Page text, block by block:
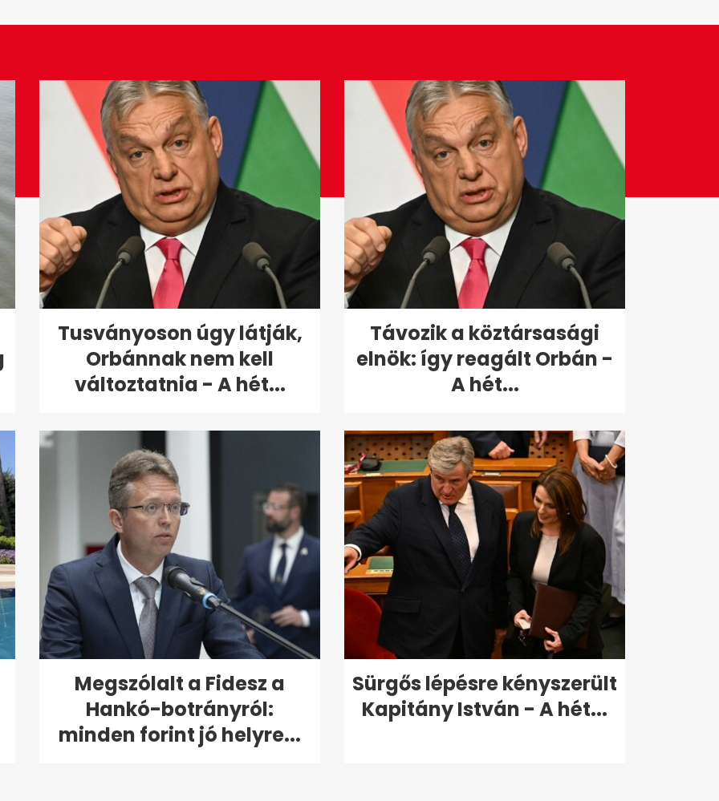
Tusványoson úgy látják,
Orbánnak nem kell
változtatnia - A hét...
Távozik a köztársasági
elnök: így reagált Orbán -
A hét...
Megszólalt a Fidesz a
Hankó-botrányról:
minden forint jó helyre...
Sürgős lépésre kényszerült
Kapitány István - A hét...